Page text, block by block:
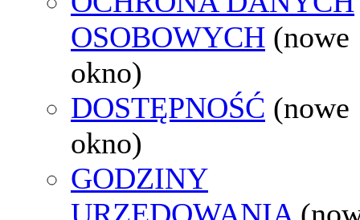
OSOBOWYCH (nowe
okno)
DOSTĘPNOŚĆ (nowe
okno)
GODZINY